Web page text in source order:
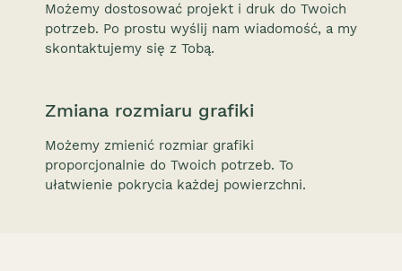
Możemy dostosować projekt i druk do Twoich
potrzeb. Po prostu wyślij nam wiadomość, a my
skontaktujemy się z Tobą.
Zmiana rozmiaru grafiki
Możemy zmienić rozmiar grafiki
proporcjonalnie do Twoich potrzeb. To
ułatwienie pokrycia każdej powierzchni.